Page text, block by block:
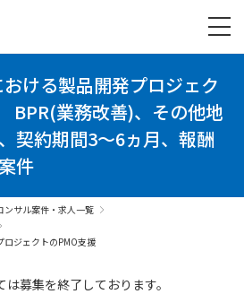
ける製品開発プロジェク
BPR(業務改善)、その他地
契約期間3～6ヵ月、報酬
件
ンサル案件・求人一覧
ロジェクトのPMO支援
募集を終了しております。